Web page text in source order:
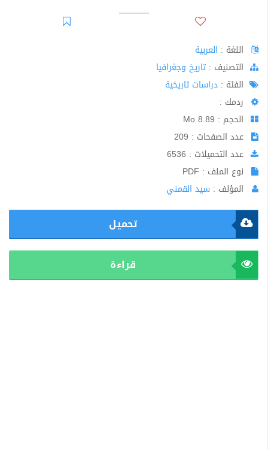
اللغة : العربية
اﻟﺘﺼﻨﻴﻒ : تاريخ وجغرافيا
الفئة : دراسات تاريخية
ردمك :
الحجم : 8.89 Mo
عدد الصفحات : 209
عدد التحميلات : 6536
نوع الملف : PDF
المؤلف : سيد القمني
تحميل
قراءة